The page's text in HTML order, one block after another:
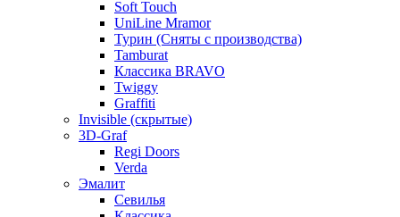
Soft Touch
UniLine Mramor
Турин (Сняты с производства)
Tamburat
Классика BRAVO
Twiggy
Graffiti
Invisible (скрытые)
3D-Graf
Regi Doors
Verda
Эмалит
Севилья